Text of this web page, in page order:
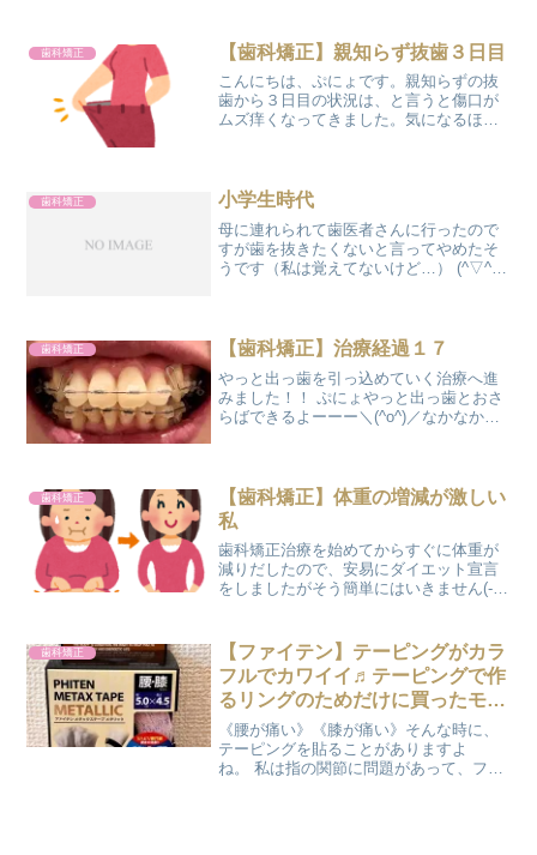
引っ込める治療に入り、徐々に真っすぐ
になってきたところまで...
歯科矯正 【歯科矯正】親知らず抜歯３日目
こんにちは、ぷにょです。親知らずの抜
歯から３日目の状況は、と言うと傷口が
ムズ痒くなってきました。気になるほっ
しなければ(笑)）...
歯科矯正 小学生時代
母に連れられて歯医者さんに行ったので
すが歯を抜きたくないと言ってやめたそ
うです（私は覚えてないけど…） (^▽^;)
は二十歳...
歯科矯正 【歯科矯正】治療経過１７
やっと出っ歯を引っ込めていく治療へ進
みました！！ ぷにょやっと出っ歯とおさ
らばできるよーーー＼(^o^)／なかなか犬
ど、かなりさがっ...
歯科矯正
【歯科矯正】体重の増減が激しい
私
歯科矯正治療を始めてからすぐに体重が
減りだしたので、安易にダイエット宣言
をしましたがそう簡単にはいきません(-_-
イント歯科矯正中の最大の減量ポイント
は、...
歯科矯正
【ファイテン】テーピングがカラ
フルでカワイイ♬テーピングで作
るリングのためだけに買ったモ
ノ。
《腰が痛い》《膝が痛い》そんな時に、
テーピングを貼ることがありますよ
ね。 私は指の関節に問題があって、ファ